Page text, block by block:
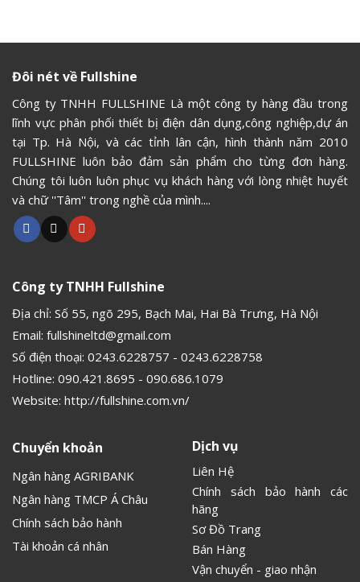
Đôi nét về Fullshine
Công ty TNHH FULLSHINE Là một công ty hàng đầu trong
lĩnh vực phân phối thiết bị điện dân dụng,công nghiệp,dự án
tại Tp. Hà Nội, và các tỉnh lân cận, hình thành năm 2010
FULLSHINE luôn bảo đảm sản phẩm cho từng đơn hàng.
Chúng tôi luôn luôn phục vụ khách hàng với lòng nhiệt huyết
và chữ ''Tâm'' trong nghề của mình....
Công ty TNHH Fullshine
Địa chỉ: Số 55, ngõ 295, Bạch Mai, Hai Bà Trưng, Hà Nội
Email: fullshineltd@gmail.com
Số điện thoại: 0243.6228757 - 0243.6228758
Hotline: 090.421.8695 - 090.686.1079
Website: http://fullshine.com.vn/
Chuyển khoản
Ngân hàng AGRIBANK
Ngân hàng TMCP Á Châu
Chính sách bảo hành
Tài khoản cá nhân
Dịch vụ
Liên Hệ
Chính sách bảo hành các
hãng
Sơ Đồ Trang
Bán Hàng
Vận chuyển - giao nhận